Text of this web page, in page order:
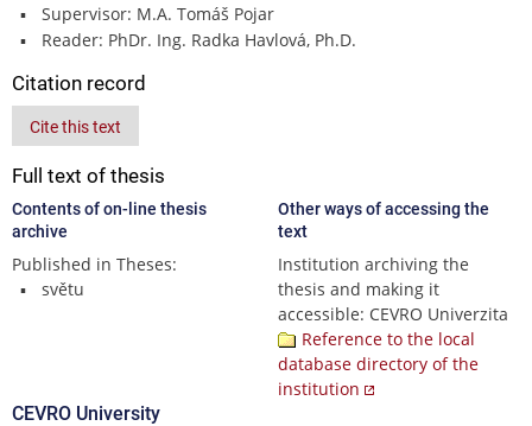
Supervisor: M.A. Tomáš Pojar
Reader: PhDr. Ing. Radka Havlová, Ph.D.
Citation record
Cite this text
Full text of thesis
Contents of on-line thesis
archive
Published in Theses:
světu
Other ways of accessing the
text
Institution archiving the
thesis and making it
accessible: CEVRO Univerzita
Reference to the local
database directory of the
institution
CEVRO University